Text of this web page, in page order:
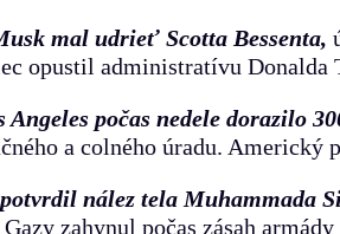
mal udrieť Scotta Bessenta,
opustil administratívu Donalda
Angeles počas nedele dorazilo
a colného úradu. Americký
nález tela Muhammada
Gazy zahynul počas zásah